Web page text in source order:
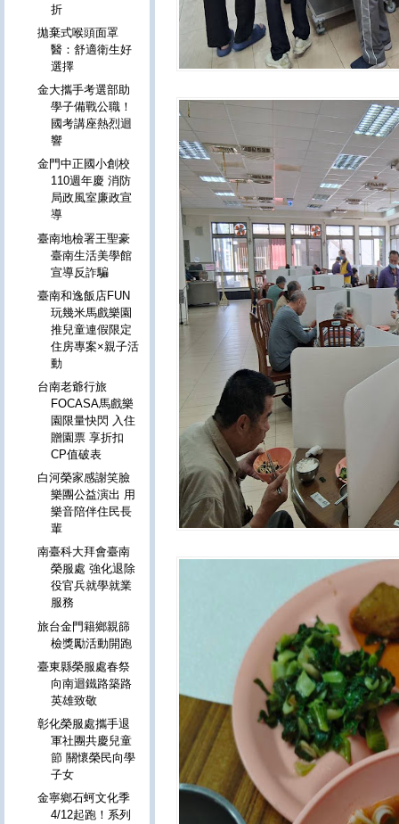
折
拋棄式喉頭面罩
醫：舒適衛生好
選擇
金大攜手考選部助
學子備戰公職！
國考講座熱烈迴
響
金門中正國小創校
110週年慶 消防
局政風室廉政宣
導
臺南地檢署王聖豪
臺南生活美學館
宣導反詐騙
臺南和逸飯店FUN
玩幾米馬戲樂園
推兒童連假限定
住房專案×親子活
動
台南老爺行旅
FOCASA馬戲樂
園限量快閃 入住
贈園票 享折扣
CP值破表
白河榮家感謝笑臉
樂團公益演出 用
樂音陪伴住民長
輩
南臺科大拜會臺南
榮服處 強化退除
役官兵就學就業
服務
旅台金門籍鄉親篩
檢獎勵活動開跑
臺東縣榮服處春祭
向南迴鐵路築路
英雄致敬
彰化榮服處攜手退
軍社團共慶兒童
節 關懷榮民向學
子女
金寧鄉石蚵文化季
4/12起跑！系列